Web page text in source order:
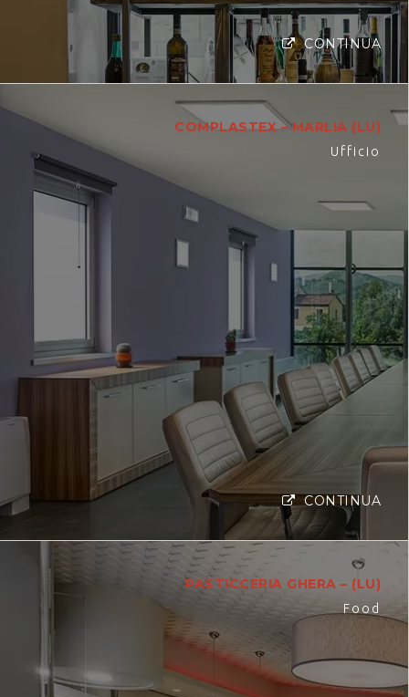
CONTINUA
COMPLASTEX – MARLIA (LU)
Ufficio
CONTINUA
PASTICCERIA GHERA – (LU)
Food